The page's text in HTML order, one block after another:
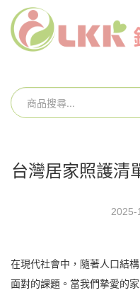
台灣居家照護清
2025-
在現代社會中，隨著人口結
面對的課題。當我們摯愛的